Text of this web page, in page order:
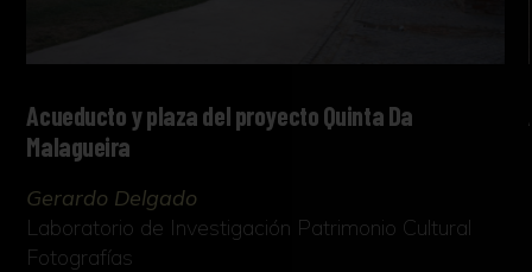
Acueducto y plaza del proyecto Quinta Da
Malagueira
Gerardo Delgado
Laboratorio de Investigación Patrimonio Cultural
Fotografías